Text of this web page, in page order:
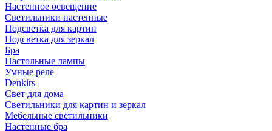
Настенное освещение
Светильники настенные
Подсветка для картин
Подсветка для зеркал
Бра
Настольные лампы
Умные реле
Denkirs
Свет для дома
Светильники для картин и зеркал
Мебельные светильники
Настенные бра